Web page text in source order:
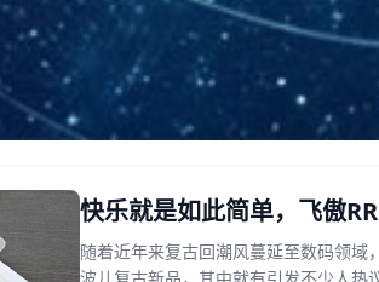
快乐就是如此简单，飞傲
随着近年来复古回潮风蔓延至数码领